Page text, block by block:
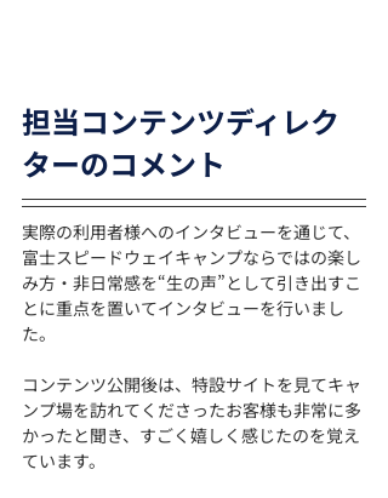
担当コンテンツディレク
ターのコメント
実際の利用者様へのインタビューを通じて、
富士スピードウェイキャンプならではの楽し
み方・非日常感を“生の声”として引き出すこ
とに重点を置いてインタビューを行いまし
た。
コンテンツ公開後は、特設サイトを見てキャ
ンプ場を訪れてくださったお客様も非常に多
かったと聞き、すごく嬉しく感じたのを覚え
ています。